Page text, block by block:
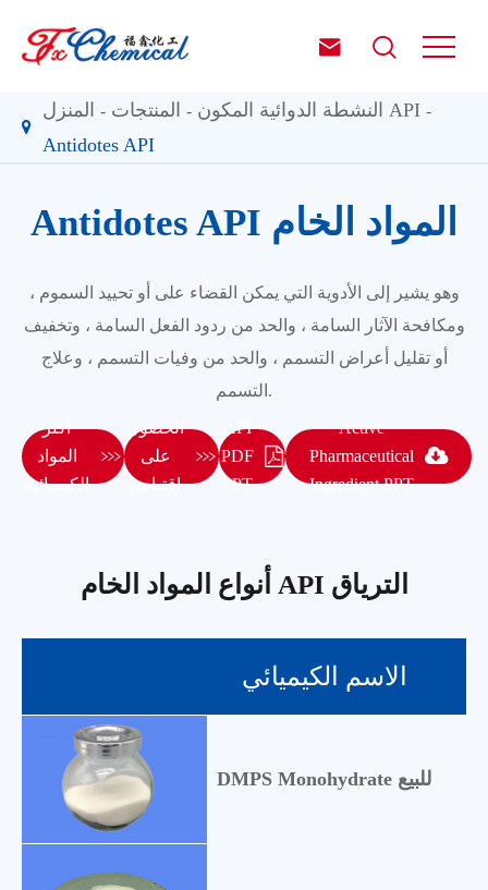
 
المنزل المنتجات
النشطة الدوائية المكون API
Antidotes API
Antidotes API المواد الخام
وهو يشير إلى الأدوية التي يمكن القضاء على أو تحييد السموم ،
ومكافحة الآثار السامة ، والحد من ردود الفعل السامة ، وتخفيف
أو تقليل أعراض التسمم ، والحد من وفيات التسمم ، وعلاج
التسمم.
أكثر
المواد
الكيميائية

الحصول
على
إقتباس

API
PDF
PPT
Active
Pharmaceutical
Ingredient PPT
أنواع المواد الخام API الترياق
الاسم الكيميائي
DMPS Monohydrate للبيع